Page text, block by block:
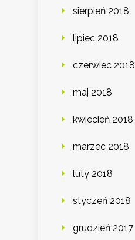
sierpień 2018
lipiec 2018
czerwiec 2018
maj 2018
kwiecień 2018
marzec 2018
luty 2018
styczeń 2018
grudzień 2017